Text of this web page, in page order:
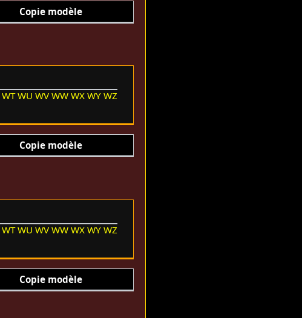
Copie modèle
WT WU WV WW WX WY WZ
Copie modèle
WT WU WV WW WX WY WZ
Copie modèle